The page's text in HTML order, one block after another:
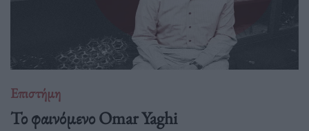
Επιστήμη
Το φαινόμενο Omar Yaghi